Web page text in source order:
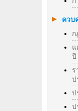
ควบ
ก
แ
ปี
ร
ป
ป
ป